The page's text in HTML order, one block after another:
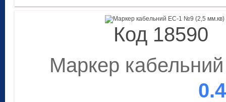
Код 18590
Маркер